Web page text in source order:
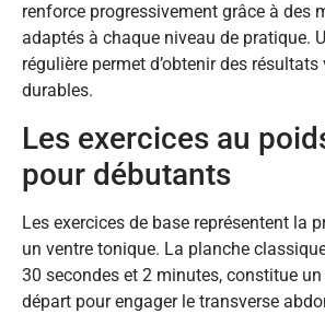
renforce progressivement grâce à des
adaptés à chaque niveau de pratique.
régulière permet d’obtenir des
durables.
Les exercices au
pour débutants
Les exercices de base représentent la
un ventre tonique. La planche
30 secondes et 2 minutes, constitue
départ pour engager le transverse